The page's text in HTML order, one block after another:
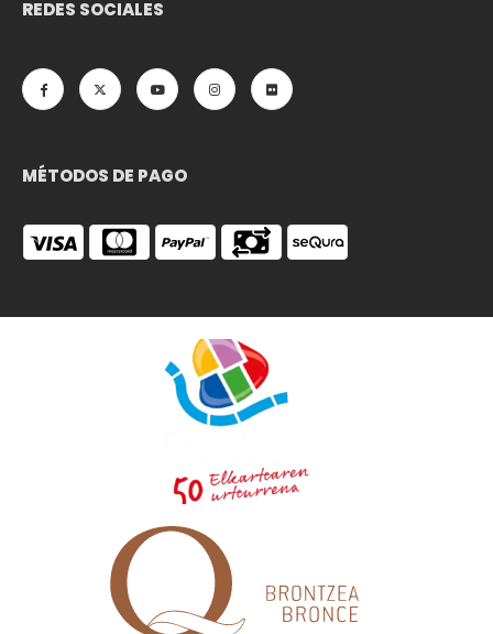
REDES SOCIALES
MÉTODOS DE PAGO